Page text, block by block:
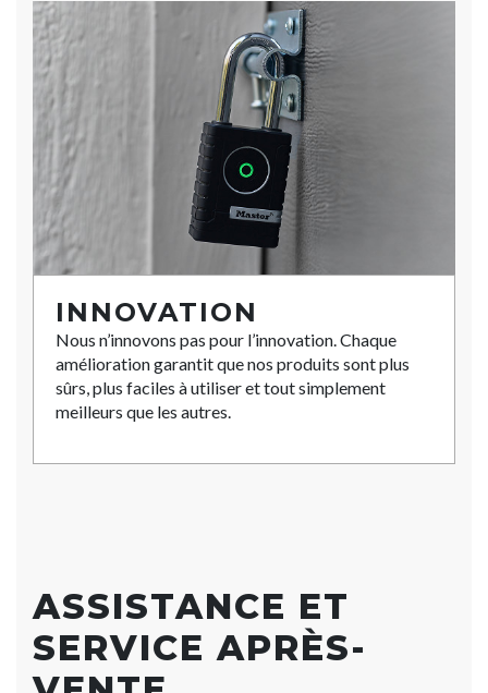
INNOVATION
Nous n’innovons pas pour l’innovation. Chaque
amélioration garantit que nos produits sont plus
sûrs, plus faciles à utiliser et tout simplement
meilleurs que les autres.
ASSISTANCE ET
SERVICE APRÈS-